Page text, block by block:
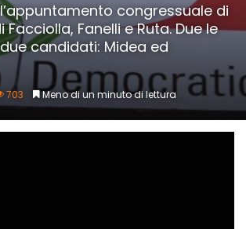
congressuale di
Facciolla, Fanelli e Ruta. Due le
candidati: Midea ed
703 Meno di un minuto di lettura